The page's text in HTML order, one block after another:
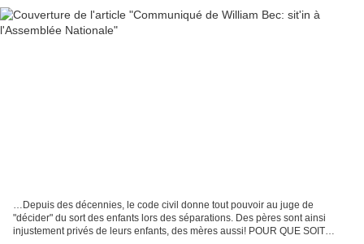
…Depuis des décennies, le code civil donne tout pouvoir au juge de
"décider" du sort des enfants lors des séparations. Des pères sont ainsi
injustement privés de leurs enfants, des mères aussi! POUR QUE SOIT